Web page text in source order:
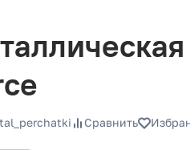
Сравнить